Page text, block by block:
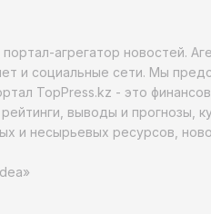
агрегатор новостей.
и социальные сети. Мы
TopPress.kz - это
выводы и прогнозы,
и несырьевых ресурсов,